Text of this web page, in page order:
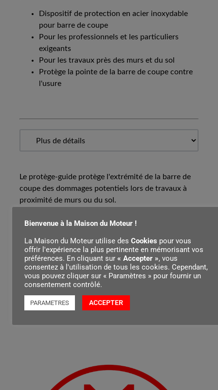
Dispositif de protection en acier inoxydable
pour barre de coupe
Pour les professionnels et les particuliers
exigeants
Pour les travaux près des murs et du sol
Protège la pointe de la barre de coupe contre
l'usure
Le protège-guide protège l'extrémité de la barre de
coupe des dommages potentiels lors de travaux à
proximité de murs ou du sol.
Contenu par
Bienvenue à la Maison du Moteur !
La Maison du Moteur utilise des Cookies pour vous
offrir l'expérience la plus pertinente en mémorisant vos
préférences. En cliquant sur « Accepter », vous
consentez à l'utilisation de tous les cookies. Cependant,
vous pouvez cliquer sur « Paramètres » pour fournir un
consentement contrôlé.
PARAMETRES ACCEPTER